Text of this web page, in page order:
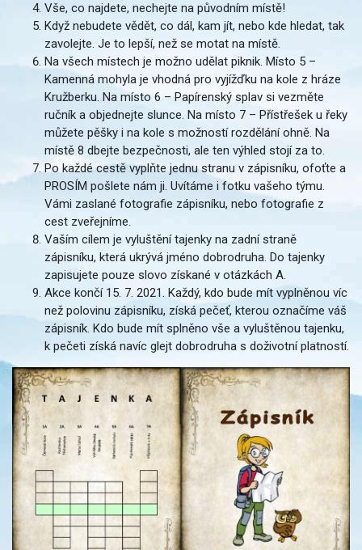
Vše, co najdete, nechejte na původním místě!
Když nebudete vědět, co dál, kam jít, nebo kde hledat, tak
zavolejte. Je to lepší, než se motat na místě.
Na všech místech je možno udělat piknik. Místo 5 –
Kamenná mohyla je vhodná pro vyjížďku na kole z hráze
Kružberku. Na místo 6 – Papírenský splav si vezměte
ručník a objednejte slunce. Na místo 7 – Přístřešek u řeky
můžete pěšky i na kole s možností rozdělání ohně. Na
místě 8 dbejte bezpečnosti, ale ten výhled stojí za to.
Po každé cestě vyplňte jednu stranu v zápisníku, ofoťte a
PROSÍM pošlete nám ji. Uvítáme i fotku vašeho týmu.
Vámi zaslané fotografie zápisníku, nebo fotografie z
cest zveřejníme.
Vaším cílem je vyluštění tajenky na zadní straně
zápisníku, která ukrývá jméno dobrodruha. Do tajenky
zapisujete pouze slovo získané v otázkách A.
Akce končí 15. 7. 2021. Každý, kdo bude mít vyplněnou víc
než polovinu zápisníku, získá pečeť, kterou označíme váš
zápisník. Kdo bude mít splněno vše a vyluštěnou tajenku,
k pečeti získá navíc glejt dobrodruha s doživotní platností.